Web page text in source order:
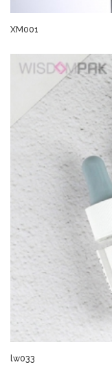
XM001
lw033